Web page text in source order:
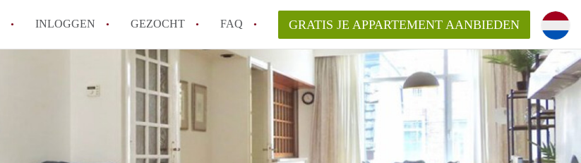
INLOGGEN GEZOCHT FAQ
How to translate AppartementDenHaag!
Wat is Appartement-DenHaag?
Hoeveel kost het om te reageren op een Appartement in Den Haag?
Wat is de privacyverklaring van Appartement-DenHaag?
GRATIS JE APPARTEMENT AANBIEDEN